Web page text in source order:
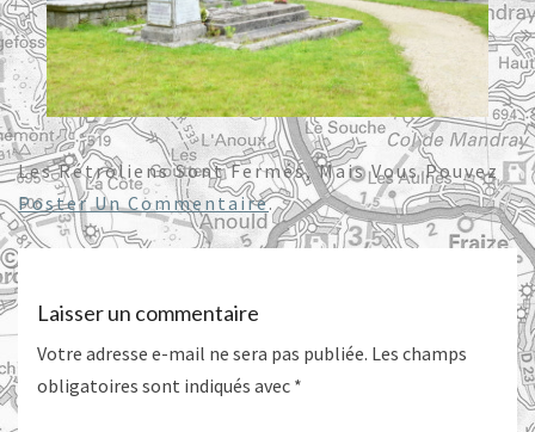
Les Rétroliens Sont Fermés, Mais Vous Pouvez
Poster Un Commentaire.
Laisser un commentaire
Votre adresse e-mail ne sera pas publiée. Les champs
obligatoires sont indiqués avec *